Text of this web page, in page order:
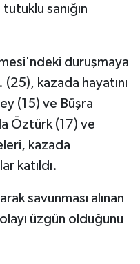
sanığın
duruşmaya
kazada hayatını
(15) ve Büşra
Öztürk (17) ve
kazada
katıldı.
savunması alınan
üzgün olduğunu